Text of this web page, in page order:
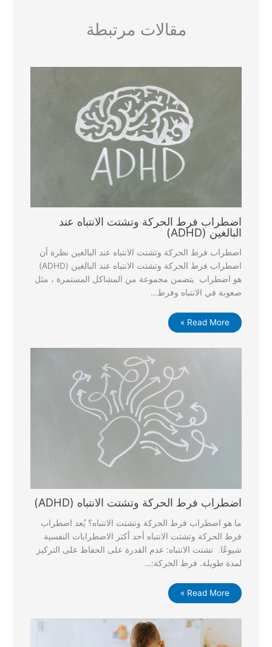
مقالات مرتبطة
اضطراب فرط الحركة وتشتت الانتباه عند
البالغين (ADHD)
اضطراب فرط الحركة وتشتت الانتباه عند البالغين نظرة أن
اضطراب فرط الحركة وتشتت الانتباه عند البالغين (ADHD)
هو اضطراب يتضمن مجموعة من المشاكل المستمرة ، مثل
صعوبة في الانتباه وفرط…
Read More »
اضطراب فرط الحركة وتشتت الانتباه (ADHD)
ما هو اضطراب فرط الحركة وتشتت الانتباه؟ يُعد اضطراب
فرط الحركة وتشتت الانتباه أحد أكثر الاضطرابات النفسية
شيوعًا. تشتت الانتباه: عدم القدرة على الحفاظ على التركيز
لمدة طويلة. فرط الحركة:…
Read More »